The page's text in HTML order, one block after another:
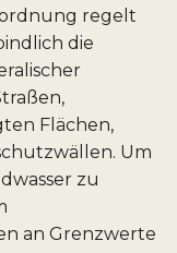
regelt
die
Flächen,
Um
zu
an Grenzwerte